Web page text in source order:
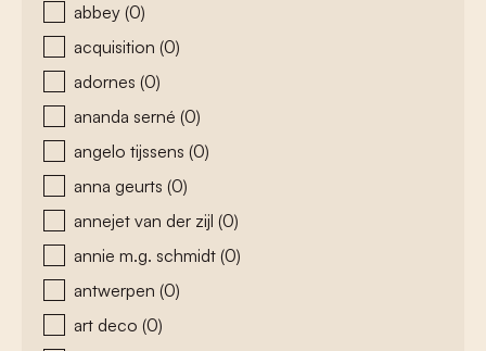
abbey (0)
acquisition (0)
adornes (0)
ananda serné (0)
angelo tijssens (0)
anna geurts (0)
annejet van der zijl (0)
annie m.g. schmidt (0)
antwerpen (0)
art deco (0)